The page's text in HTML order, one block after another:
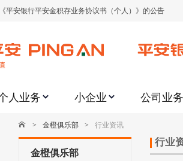
平安银行平安金积存业务协议书（个人）》的公告
劳动节期间代理贵金属业务风险提示的通知
理贵金属业务风险防范的提示
步加强代理贵金属业务风险防范的提示
人业务 小企业 公司业务
> 金橙俱乐部 > 行业资讯
金橙俱乐部
行业